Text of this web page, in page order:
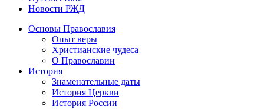
Новости РЖД
Основы Православия
Опыт веры
Христианские чудеса
О Православии
История
Знаменательные даты
История Церкви
История России